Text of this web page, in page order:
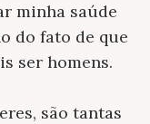
minha saúde
do fato de que
ser homens.
são tantas